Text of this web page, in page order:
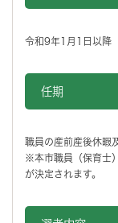
令和9年1月1日以降
任期
職員の産前産後休暇
※本市職員（保育士
が決定されます。